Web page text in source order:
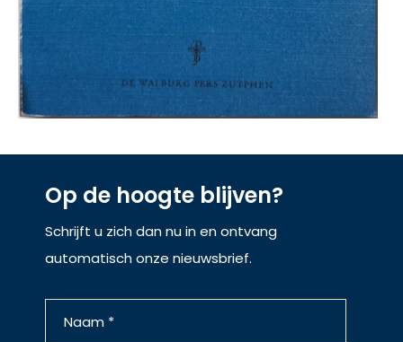
Op de hoogte blijven?
Schrijft u zich dan nu in en ontvang
automatisch onze nieuwsbrief.